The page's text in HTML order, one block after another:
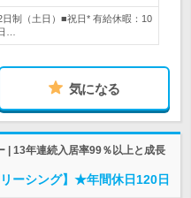
日制（土日）■祝日* 有給休暇：10
…
気になる
| 13年連続入居率99％以上と成長
ーシング】★年間休日120日